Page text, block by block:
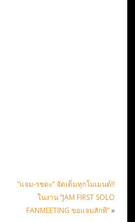
“แจม-รชตะ” จัดเต็มทุกโมเมนต์!!
ในงาน “JAM FIRST SOLO
FANMEETING ขอแจมสักที”»